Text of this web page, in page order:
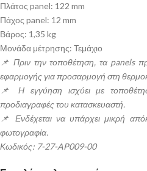
Πλάτος panel: 122 mm
Πάχος panel: 12 mm
Βάρος: 1,35 kg
Μονάδα μέτρησης: Τεμάχιο
📌 Πριν την τοποθέτηση, τα panels
εφαρμογής για προσαρμογή στη
📌 Η εγγύηση ισχύει με
προδιαγραφές του κατασκευαστή.
📌 Ενδέχεται να υπάρχει μικρή
φωτογραφία.
Κωδικός: 7-27-AP009-00